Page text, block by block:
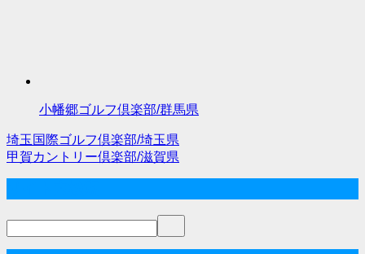
小幡郷ゴルフ倶楽部/群馬県
投
稿
ビ
埼玉国際ゴルフ倶楽部/埼玉県
甲賀カントリー倶楽部/滋賀県